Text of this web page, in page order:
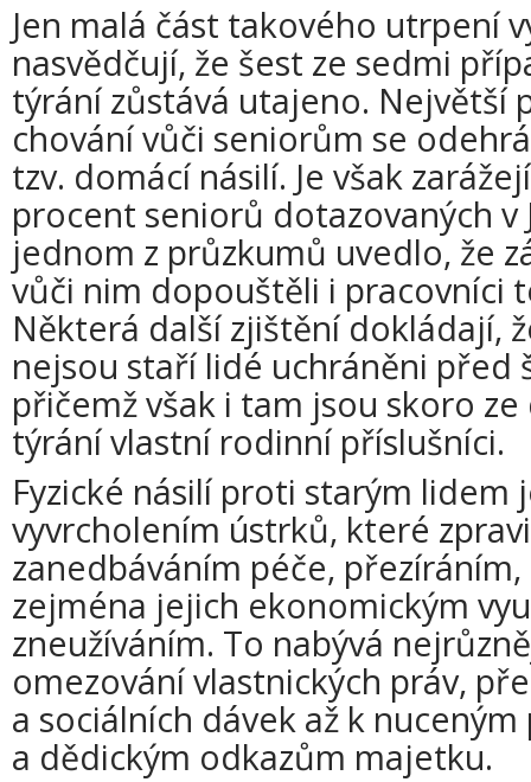
Jen malá část takového utrpení
nasvědčují, že šest ze sedmi
týrání zůstává utajeno. Největší
chování vůči seniorům se
tzv. domácí násilí. Je však
procent seniorů dotazovaných v
jednom z průzkumů uvedlo, že
vůči nim dopouštěli i pracovníci
Některá další zjištění dokládají,
nejsou staří lidé uchráněni před
přičemž však i tam jsou skoro
týrání vlastní rodinní příslušníci.
Fyzické násilí proti starým lidem
vyvrcholením ústrků, které
zanedbáváním péče,
zejména jejich ekonomickým
zneužíváním. To nabývá
omezování vlastnických práv,
a sociálních dávek až k
a dědickým odkazům majetku.